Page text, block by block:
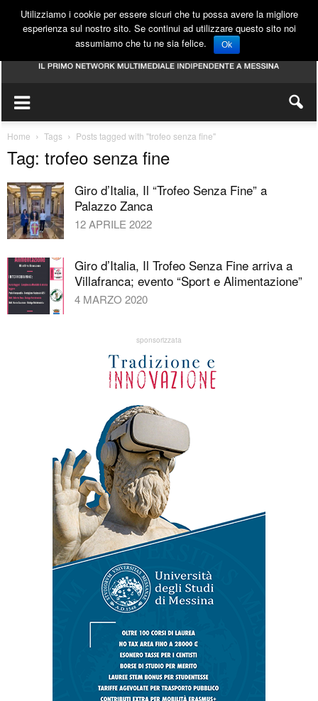
Home Tags Posts tagged with "trofeo senza fine"
Tag: trofeo senza fine
Giro d’Italia, Il “Trofeo Senza Fine” a
Palazzo Zanca
12 APRILE 2022
Giro d’Italia, Il Trofeo Senza Fine arriva a
Villafranca; evento “Sport e Alimentazione”
4 MARZO 2020
sponsorizzata
Utilizziamo i cookie per essere sicuri che tu possa avere la migliore
esperienza sul nostro sito. Se continui ad utilizzare questo sito noi
assumiamo che tu ne sia felice.
Ok